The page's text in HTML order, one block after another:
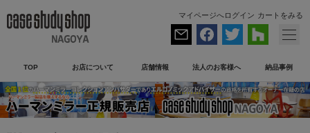
マイページへログイン カートをみる
TOP お店について 店舗情報 法人のお客様へ 納品事例